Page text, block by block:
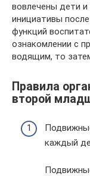
вовлечены дети и
инициативы
функций
ознакомлении с
водящим, то
Правила
второй
каждый